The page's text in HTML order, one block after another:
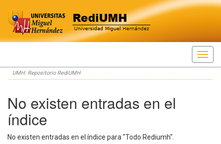
Skip
navigation
UMH: Repositorio RediUMH
No existen entradas en el
índice
No existen entradas en el índice para "Todo Rediumh".